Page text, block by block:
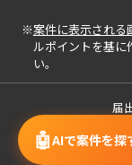
🤖AIで案件を探
※案件に表示される
ルポイントを基に
い。
届
「中小
Copyright(c)